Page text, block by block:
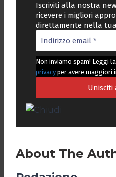
Iscriviti alla nostra
ricevere i migliori
direttamente nella
Non inviamo spam! Leggi
privacy per avere maggiori
About The